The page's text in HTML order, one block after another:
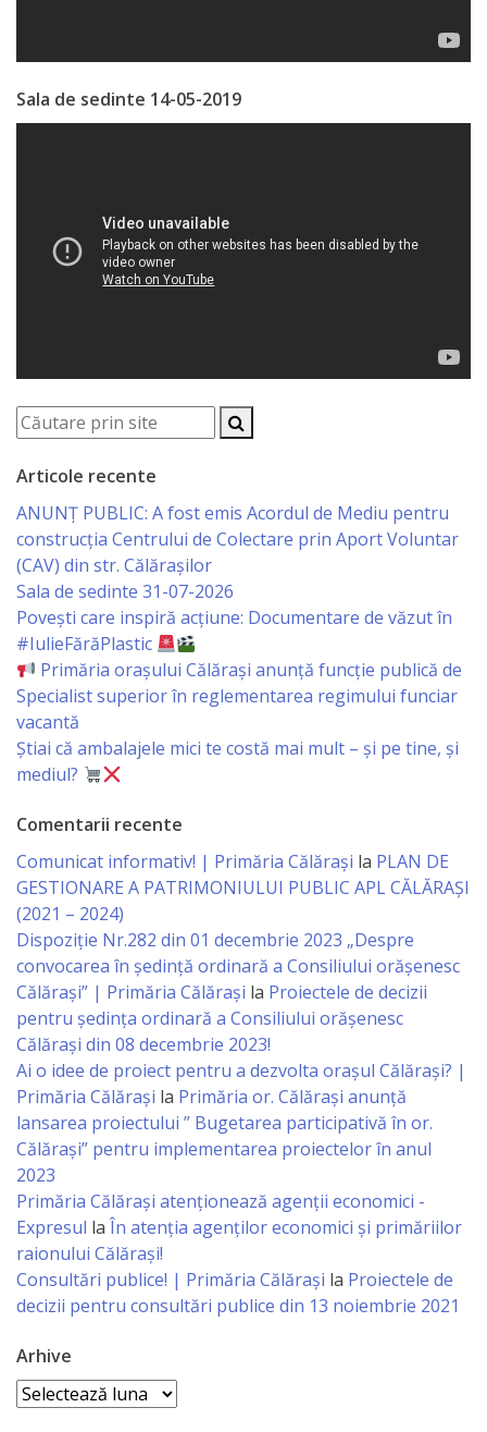
„Mihai
Viteazul”
Specializată
de
Călărași
orășenesc
Muzeul
de
Istorie
şi
Etnografie
„Dumitru
Scvorțov-
Russu”
or.
Călăraşi
Î.M.
Gospodăria
Comunal
Locativă
Centrul
Tineret
Noutăți
Cultură/tineret/sport
Programe
Sala de sedinte 14-05-2019
Articole recente
ANUNȚ PUBLIC: A fost emis Acordul de Mediu pentru
construcția Centrului de Colectare prin Aport Voluntar
(CAV) din str. Călărașilor
Sala de sedinte 31-07-2026
Povești care inspiră acțiune: Documentare de văzut în
#IulieFărăPlastic
Primăria orașului Călărași anunță funcție publică de
Specialist superior în reglementarea regimului funciar
vacantă
Știai că ambalajele mici te costă mai mult – și pe tine, și
mediul?
Comentarii recente
Comunicat informativ! | Primăria Călărași la PLAN DE
GESTIONARE A PATRIMONIULUI PUBLIC APL CĂLĂRAȘI
(2021 – 2024)
Dispoziție Nr.282 din 01 decembrie 2023 „Despre
convocarea în ședință ordinară a Consiliului orășenesc
Călărași” | Primăria Călărași la Proiectele de decizii
pentru ședința ordinară a Consiliului orășenesc
Călărași din 08 decembrie 2023!
Ai o idee de proiect pentru a dezvolta orașul Călărași? |
Primăria Călărași la Primăria or. Călărași anunță
lansarea proiectului ” Bugetarea participativă în or.
Călărași” pentru implementarea proiectelor în anul
2023
Primăria Călăraşi atenţionează agenţii economici -
Expresul la În atenția agenților economici și primăriilor
raionului Călărași!
Consultări publice! | Primăria Călărași la Proiectele de
decizii pentru consultări publice din 13 noiembrie 2021
Arhive
Arhive